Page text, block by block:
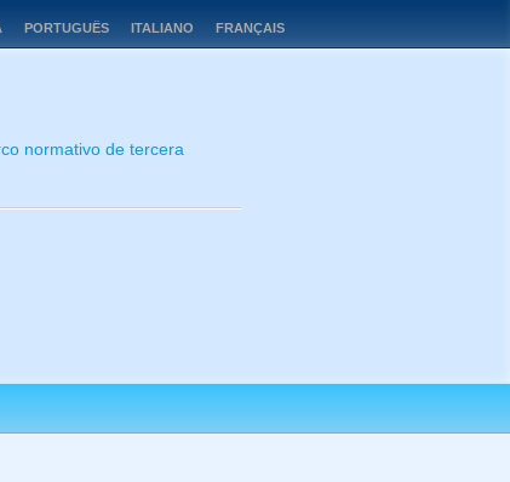
PORTUGUÊS ITALIANO FRANÇAIS
normativo de tercera